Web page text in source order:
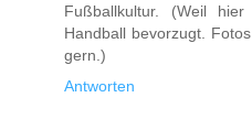
Fußballkultur. (Weil
Handball bevorzugt.
gern.)
Antworten